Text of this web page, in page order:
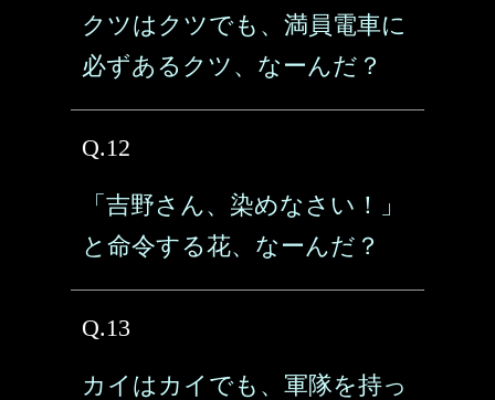
クツはクツでも、満員電車に
必ずあるクツ、なーんだ？
Q.12
「吉野さん、染めなさい！」
と命令する花、なーんだ？
Q.13
カイはカイでも、軍隊を持っ